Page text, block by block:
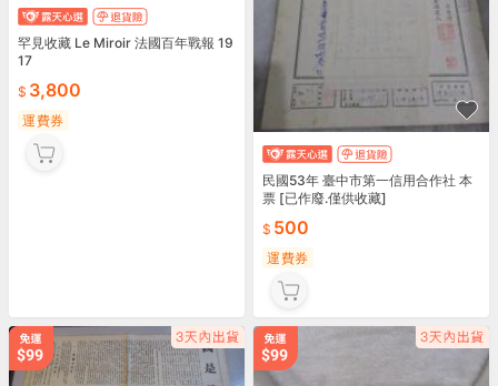
罕見收藏 Le Miroir 法國百年戰報 19
17
3,800
運費券
民國53年 臺中市第一信用合作社 本
票 [已作廢.僅供收藏]
500
運費券